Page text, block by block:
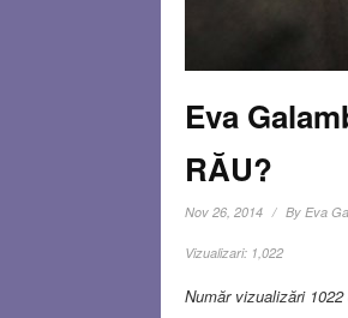
Eva
RĂU?
Nov 26, 2014 ByEva
Vizualizari: 1,022
Număr vizualizări 1022